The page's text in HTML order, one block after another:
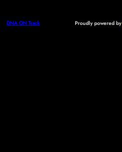
DNA ON Track Proudly powered by